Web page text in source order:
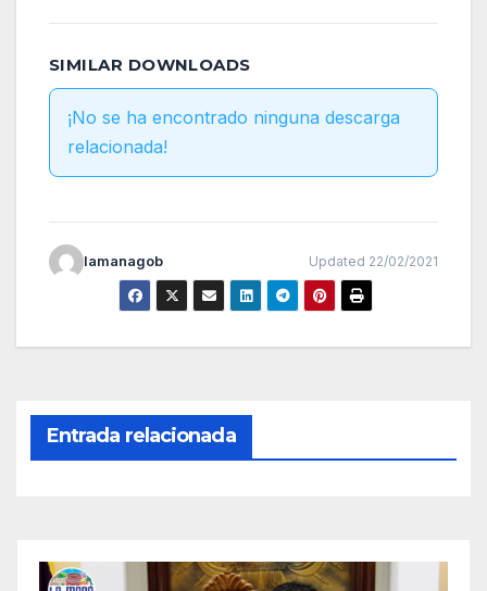
SIMILAR DOWNLOADS
¡No se ha encontrado ninguna descarga
relacionada!
lamanagob Updated 22/02/2021
Entrada relacionada